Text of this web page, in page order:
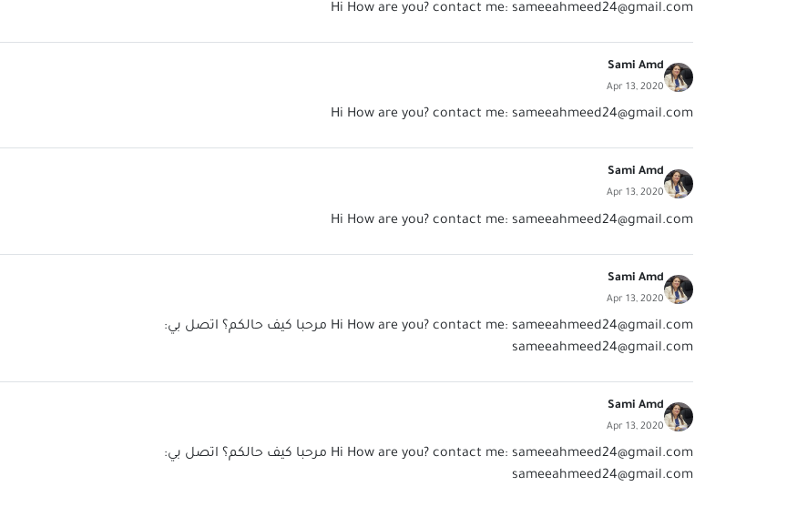
Hi How are you? contact me: sameeahmeed24@gmail.com
Sami Amd
Apr 13, 2020
Hi How are you? contact me: sameeahmeed24@gmail.com
Sami Amd
Apr 13, 2020
Hi How are you? contact me: sameeahmeed24@gmail.com
Sami Amd
Apr 13, 2020
Hi How are you? contact me: sameeahmeed24@gmail.com
مرحبا كيف حالكم؟ اتصل بي:
sameeahmeed24@gmail.com
Sami Amd
Apr 13, 2020
Hi How are you? contact me: sameeahmeed24@gmail.com
مرحبا كيف حالكم؟ اتصل بي:
sameeahmeed24@gmail.com